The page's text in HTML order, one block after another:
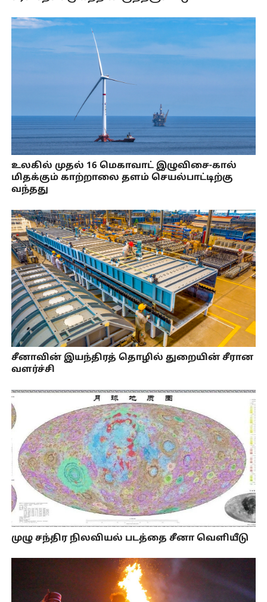
உலகில் முதல் 16 மெகாவாட் இழுவிசை-கால்
மிதக்கும் காற்றாலை தளம் செயல்பாட்டிற்கு
வந்தது
சீனாவின் இயந்திரத் தொழில் துறையின் சீரான
வளர்ச்சி
முழு சந்திர நிலவியல் படத்தை சீனா வெளியீடு